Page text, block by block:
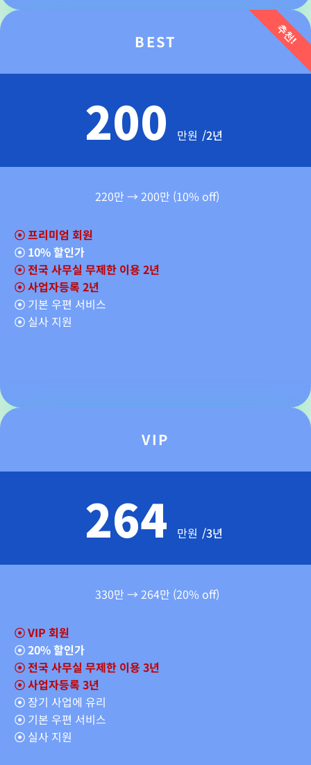
추천!
BEST
200만원 /2년
220만 → 200만 (10% off)
☉프리미엄 회원
☉ 10% 할인가
☉ 전국 사무실 무제한 이용 2년
☉ 사업자등록 2년
☉ 기본 우편 서비스
☉ 실사 지원
VIP
264만원 /3년
330만 → 264만 (20% off)
☉VIP 회원
☉20% 할인가
☉전국 사무실 무제한 이용 3년
☉ 사업자등록 3년
☉ 장기 사업에 유리
☉ 기본 우편 서비스
☉ 실사 지원